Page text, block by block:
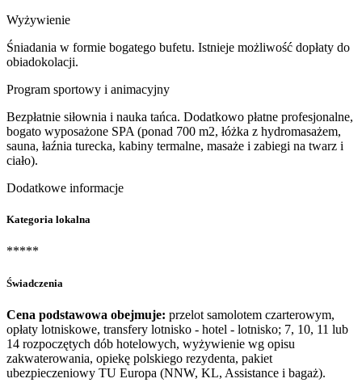
Wyżywienie
Śniadania w formie bogatego bufetu. Istnieje możliwość dopłaty do
obiadokolacji.
Program sportowy i animacyjny
Bezpłatnie siłownia i nauka tańca. Dodatkowo płatne profesjonalne,
bogato wyposażone SPA (ponad 700 m2, łóżka z hydromasażem,
sauna, łaźnia turecka, kabiny termalne, masaże i zabiegi na twarz i
ciało).
Dodatkowe informacje
Kategoria lokalna
*****
Świadczenia
Cena podstawowa obejmuje: przelot samolotem czarterowym,
opłaty lotniskowe, transfery lotnisko - hotel - lotnisko; 7, 10, 11 lub
14 rozpoczętych dób hotelowych, wyżywienie wg opisu
zakwaterowania, opiekę polskiego rezydenta, pakiet
ubezpieczeniowy TU Europa (NNW, KL, Assistance i bagaż).